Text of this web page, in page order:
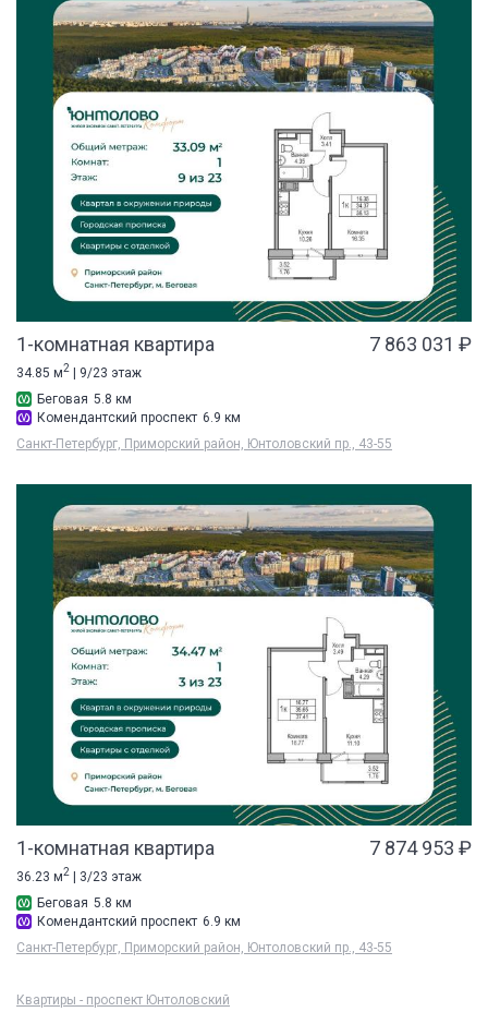
1-комнатная квартира 7 863 031 ₽
34.85 м2 | 9/23 этаж
Беговая 5.8 км
Комендантский проспект 6.9 км
Санкт-Петербург, Приморский район, Юнтоловский пр., 43-55
1-комнатная квартира 7 874 953 ₽
36.23 м2
| 3/23 этаж
Беговая 5.8 км
Комендантский проспект 6.9 км
Санкт-Петербург, Приморский район, Юнтоловский пр., 43-55
Квартиры - проспект Юнтоловский